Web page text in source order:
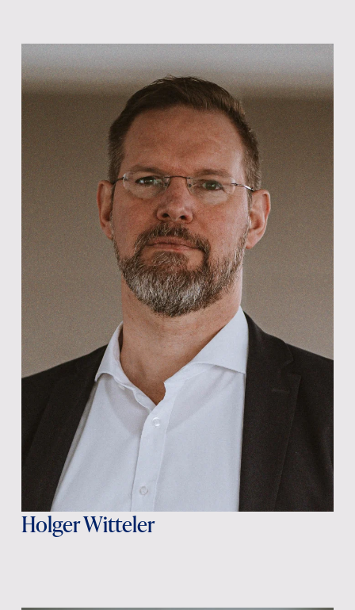
Holger Witteler